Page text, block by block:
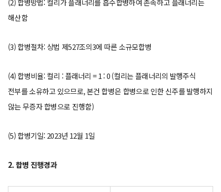
(2) 합병방법: 컬리가 플래너리를 흡수합병하여 존속하고 플래너리는
해산함
(3) 합병절차: 상법 제527조의3에 따른 소규모합병
(4) 합병비율: 컬리 : 플래너리 = 1 : 0 (컬리는 플래너리의 발행주식
전부를 소유하고 있으므로, 본건 합병은 합병으로 인한 신주를 발행하지
않는 무증자 합병으로 진행함)
(5) 합병기일: 2023년 12월 1일
2. 합병 진행경과